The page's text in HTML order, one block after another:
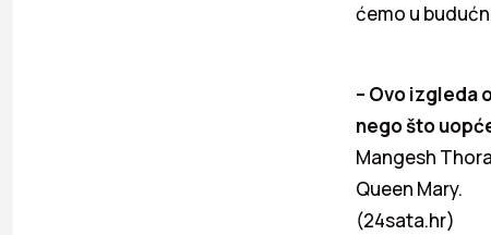
ćemo u
– Ovo izgleda
nego što
Mangesh
Queen Mary.
(24sata.hr)